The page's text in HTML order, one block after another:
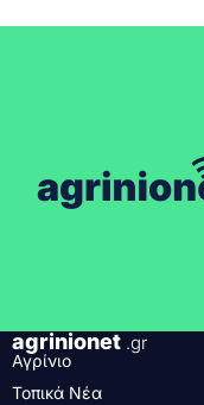
agrinionet .gr
Αγρίνιο
Τοπικά Νέα